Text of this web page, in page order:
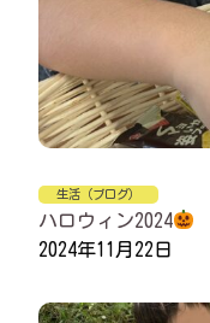
生活（ブログ）
ハロウィン2024
2024年11月22日